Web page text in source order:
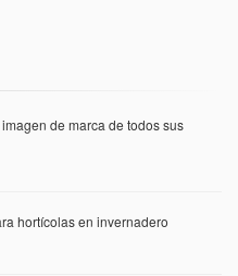
de marca de todos sus
hortícolas en invernadero